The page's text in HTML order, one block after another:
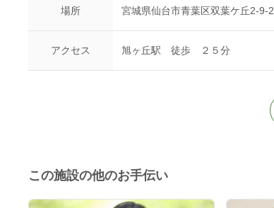
場所 宮城県仙台市青葉区双葉ケ丘2-9-2
アクセス 旭ヶ丘駅 徒歩 ２５分
この施設の他のお手伝い